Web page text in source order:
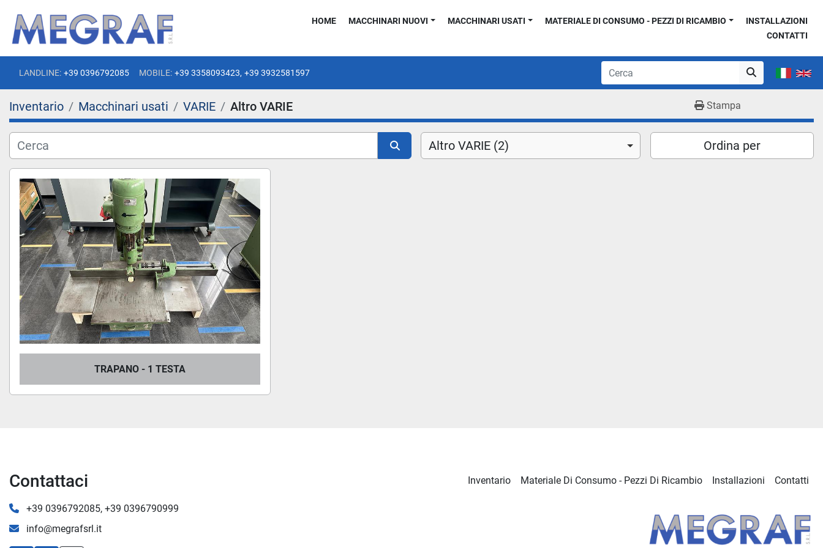
HOME MACCHINARI NUOVI MACCHINARI USATI MATERIALE DI CONSUMO - PEZZI DI RICAMBIO
INSTALLAZIONI
CONTATTI
LANDLINE: +39 0396792085 MOBILE: +39 3358093423, +39 3932581597
Inventario Macchinari usati VARIE Altro VARIE Stampa
Altro VARIE (2) Ordina per
TRAPANO - 1 TESTA
Contattaci
+39 0396792085, +39 0396790999
info@megrafsrl.it
Inventario Materiale Di Consumo - Pezzi Di Ricambio Installazioni Contatti